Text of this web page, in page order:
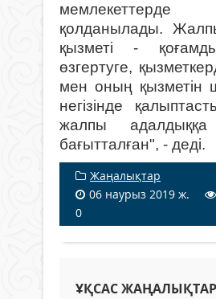
қолданылады.
қызметі -
өзгертуге,
мен оның қызметін
негізінде
жалпы
бағытталған", - деді.
Жаңалықтар
06 наурыз 2019 ж.
0
ҰҚСАС